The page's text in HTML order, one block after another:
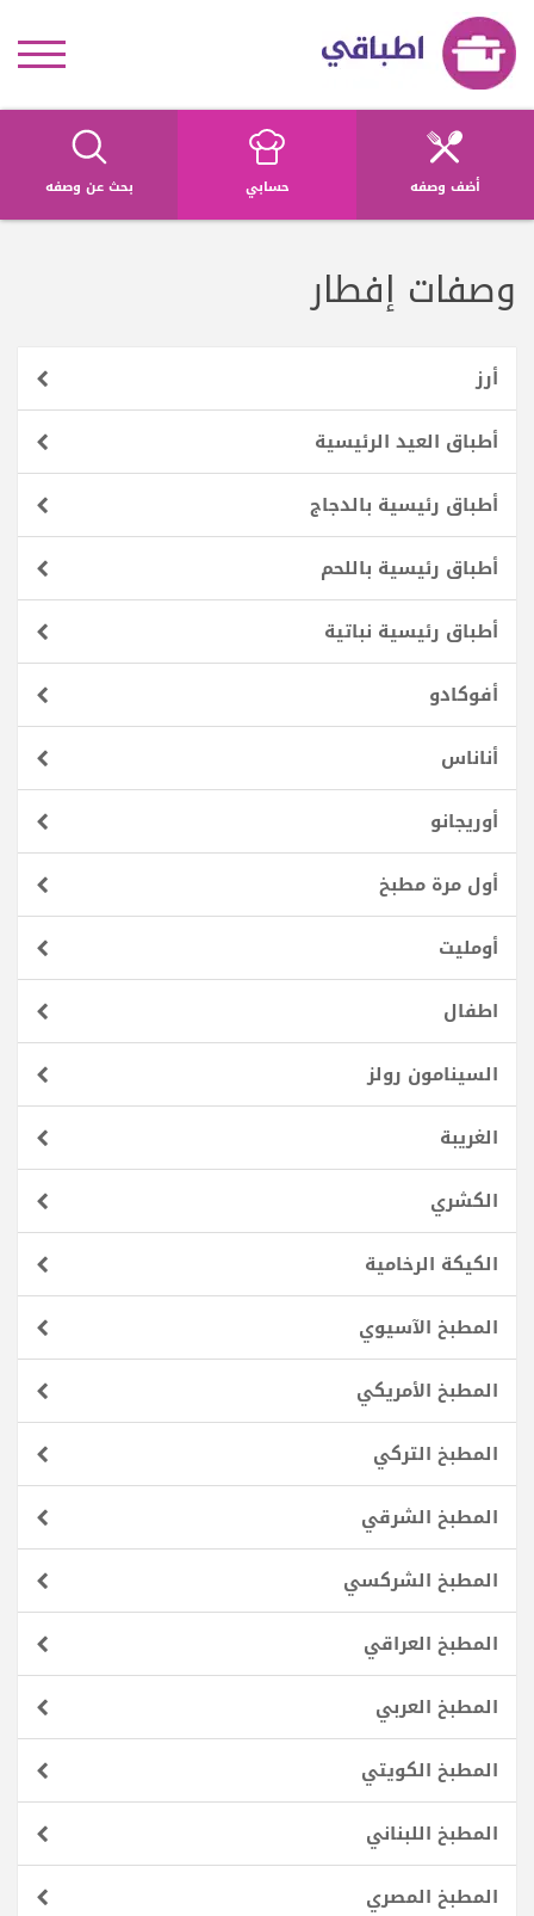
أضف وصفه حسابي بحث عن وصفه
وصفات إفطار
أرز
أطباق العيد الرئيسية
أطباق رئيسية بالدجاج
أطباق رئيسية باللحم
أطباق رئيسية نباتية
أفوكادو
أناناس
أوريجانو
أول مرة مطبخ
أومليت
اطفال
السينامون رولز
الغريبة
الكشري
الكيكة الرخامية
المطبخ الآسيوي
المطبخ الأمريكي
المطبخ التركي
المطبخ الشرقي
المطبخ الشركسي
المطبخ العراقي
المطبخ العربي
المطبخ الكويتي
المطبخ اللبناني
المطبخ المصري